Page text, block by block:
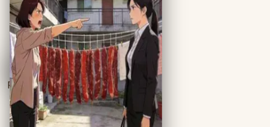
Full